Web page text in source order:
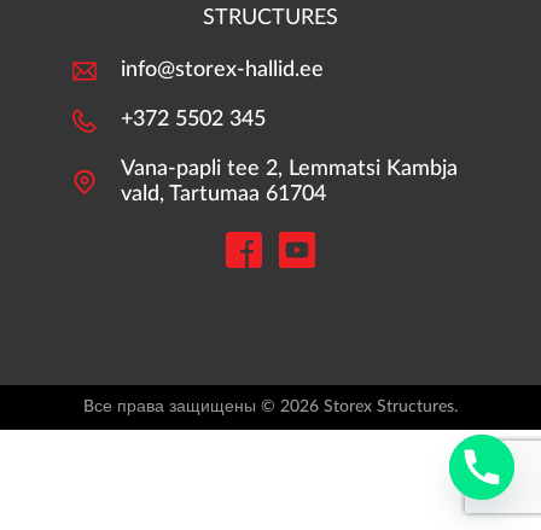
STRUCTURES
info@storex-hallid.ee
+372 5502 345
Vana-papli tee 2, Lemmatsi Kambja
vald, Tartumaa 61704
Bсе права защищены © 2026 Storex Structures.